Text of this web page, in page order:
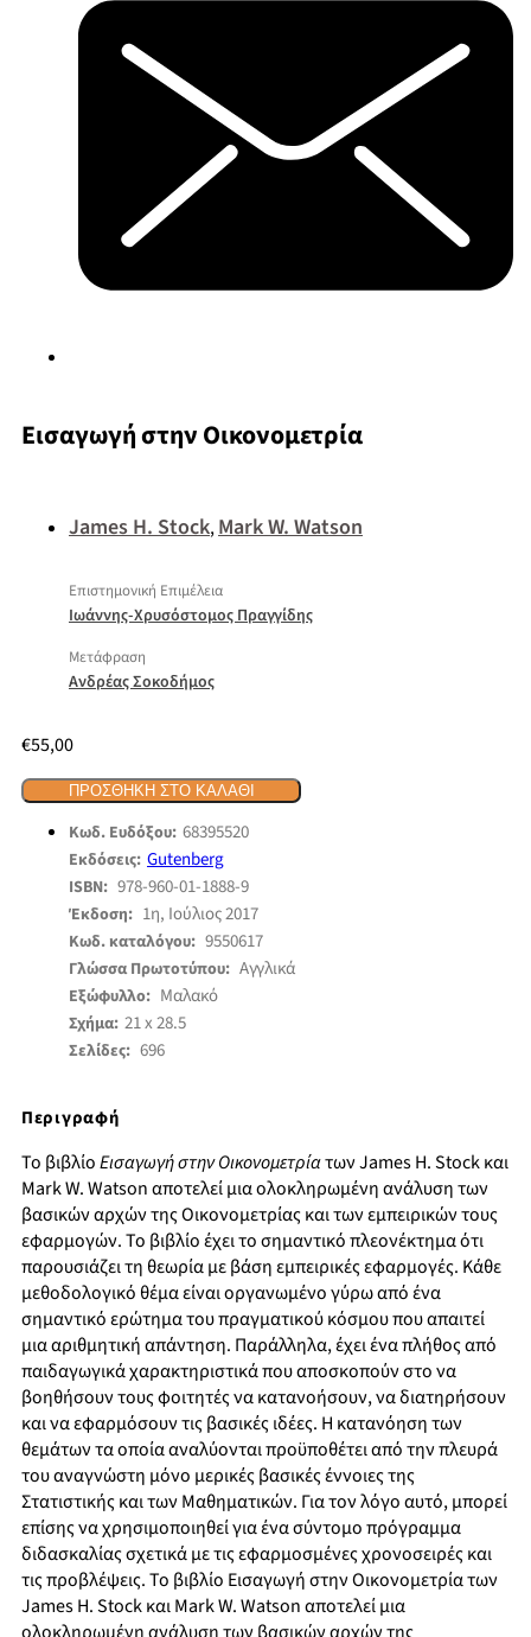
Εισαγωγή στην Οικονομετρία
James H. Stock,Mark W. Watson
Επιστημονική Επιμέλεια
Ιωάννης-Χρυσόστομος Πραγγίδης
Μετάφραση
Ανδρέας Σοκοδήμος
€55,00
ΠΡΟΣΘΉΚΗ ΣΤΟ ΚΑΛΆΘΙ
Κωδ. Ευδόξου: 68395520
Εκδόσεις: Gutenberg
ISBN: 978-960-01-1888-9
Έκδοση: 1η, Ιούλιος 2017
Κωδ. καταλόγου: 9550617
Γλώσσα Πρωτοτύπου: Αγγλικά
Εξώφυλλο: Μαλακό
Σχήμα: 21 x 28.5
Σελίδες: 696
Περιγραφή
Το βιβλίοΕισαγωγή στην Οικονομετρίατων James H. Stock και
Mark W. Watson αποτελεί μια ολοκληρωμένη ανάλυση των
βασικών αρχών της Οικονομετρίας και των εμπειρικών τους
εφαρμογών. Το βιβλίο έχει το σημαντικό πλεονέκτημα ότι
παρουσιάζει τη θεωρία με βάση εμπειρικές εφαρμογές. Κάθε
μεθοδολογικό θέμα είναι οργανωμένο γύρω από ένα
σημαντικό ερώτημα του πραγματικού κόσμου που απαιτεί
μια αριθμητική απάντηση. Παράλληλα, έχει ένα πλήθος από
παιδαγωγικά χαρακτηριστικά που αποσκοπούν στο να
βοηθήσουν τους φοιτητές να κατανοήσουν, να διατηρήσουν
και να εφαρμόσουν τις βασικές ιδέες. Η κατανόηση των
θεμάτων τα οποία αναλύονται προϋποθέτει από την πλευρά
του αναγνώστη μόνο μερικές βασικές έννοιες της
Στατιστικής και των Μαθηματικών. Για τον λόγο αυτό, μπορεί
επίσης να χρησιμοποιηθεί για ένα σύντομο πρόγραμμα
διδασκαλίας σχετικά με τις εφαρμοσμένες χρονοσειρές και
τις προβλέψεις. Το βιβλίο Εισαγωγή στην Οικονομετρία των
James H. Stock και Mark W. Watson αποτελεί μια